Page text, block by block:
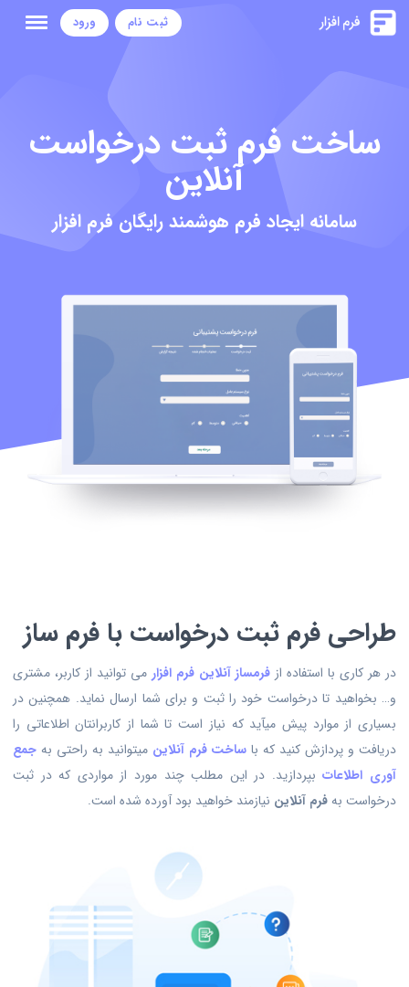
ثبت نام ورود
ساخت فرم ثبت درخواست
آنلاین
سامانه ایجاد فرم هوشمند رایگان فرم افزار
طراحی فرم ثبت درخواست با فرم ساز
در هر کاری با استفاده از فرمساز آنلاین فرم افزار می توانید از کاربر، مشتری
و… بخواهید تا درخواست خود را ثبت و برای شما ارسال نماید. همچنین در
بسیاری از موارد پیش میآید که نیاز است تا شما از کاربرانتان اطلاعاتی را
دریافت و پردازش کنید که با ساخت فرم آنلاین میتوانید به راحتی به جمع
آوری اطلاعاتبپردازید. در این مطلب چند مورد از مواردی که در ثبت
درخواست بهفرم آنلاین نیازمند خواهید بود آورده شده است.